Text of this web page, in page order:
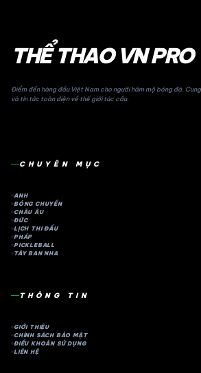
THỂ THAO VN PRO
Điểm đến hàng đầu Việt Nam cho người hâm mộ bóng đá.
và tin tức toàn diện về thế giới túc cầu.
CHUYÊN MỤC
ANH
BÓNG CHUYỀN
CHÂU ÂU
ĐỨC
LỊCH THI ĐẤU
PHÁP
PICKLEBALL
TÂY BAN NHA
THÔNG TIN
GIỚI THIỆU
CHÍNH SÁCH BẢO MẬT
ĐIỀU KHOẢN SỬ DỤNG
LIÊN HỆ